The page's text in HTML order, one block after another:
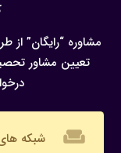
مشاوره “رایگان”
تعیین مشاور
weekend شبکه